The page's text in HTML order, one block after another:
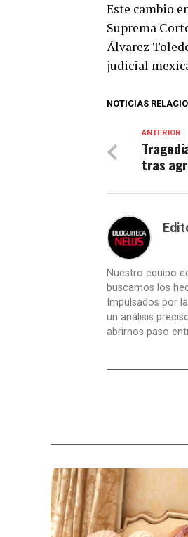
Este cambio
Suprema
Álvarez
judicial
NOTICIAS
ANTERIOR
tras
Nuestro equipo
buscamos los
Impulsados por
un análisis
abrirnos paso